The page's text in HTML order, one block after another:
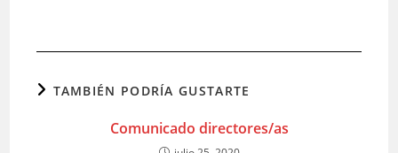
TAMBIÉN PODRÍA GUSTARTE
Comunicado directores/as